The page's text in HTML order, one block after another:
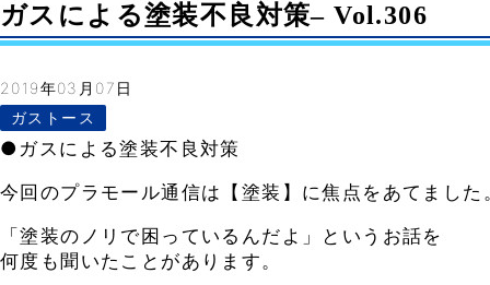
ガスによる塗装不良対策– Vol.306
2019年03月07日
ガストース
●ガスによる塗装不良対策
今回のプラモール通信は【塗装】に焦点をあてました
「塗装のノリで困っているんだよ」というお話を
何度も聞いたことがあります。